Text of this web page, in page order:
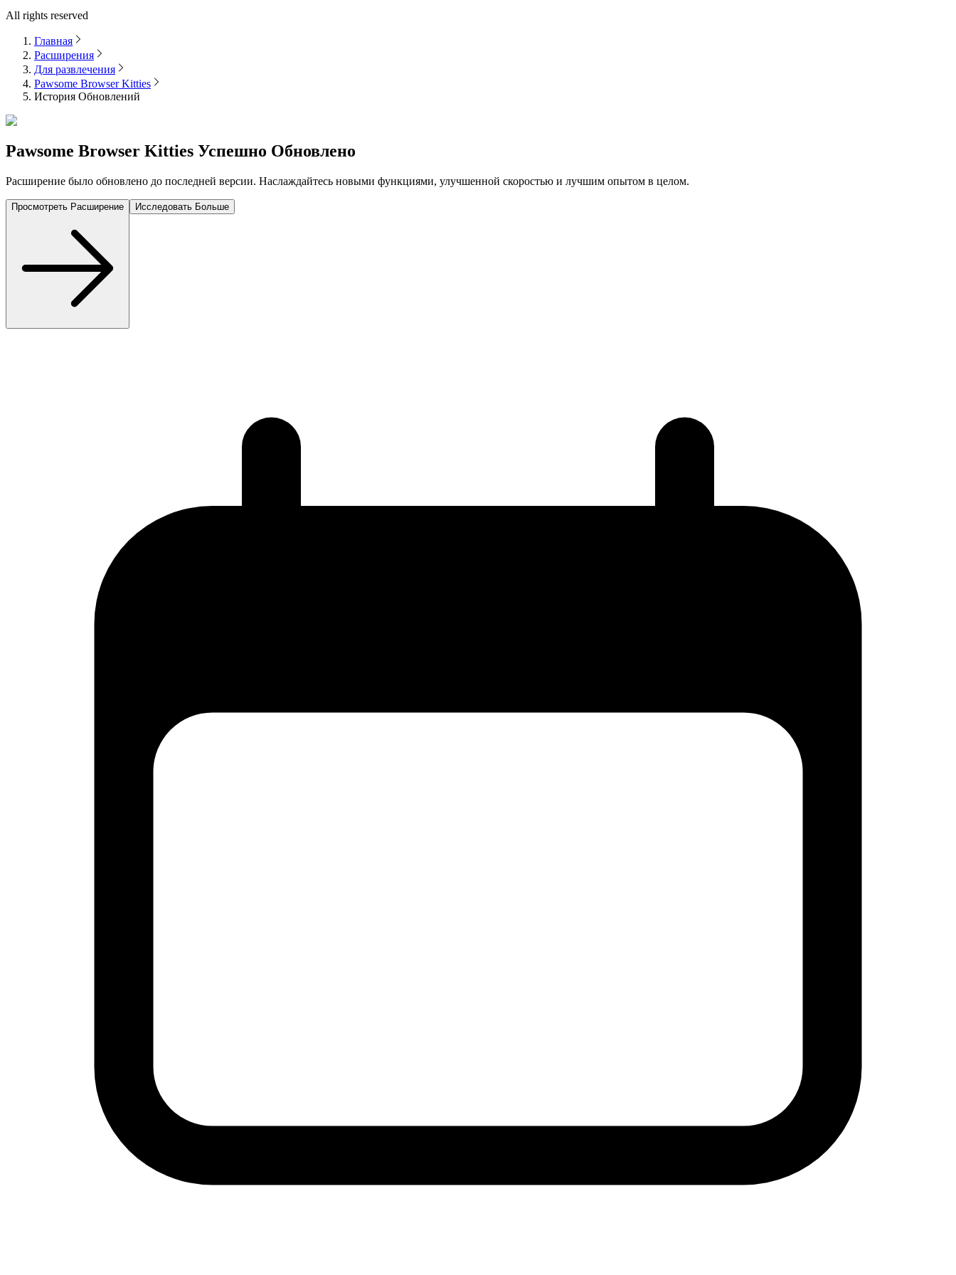
All rights reserved
Главная
Расширения
Для развлечения
Pawsome Browser Kitties
История Обновлений
Pawsome Browser Kitties Успешно Обновлено
Расширение было обновлено до последней версии. Наслаждайтесь новыми функциями, улучшенной скоростью и лучшим опытом в целом.
Просмотреть Расширение Исследовать Больше